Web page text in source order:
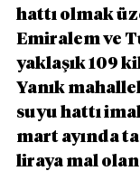
hattı olmak
Emiralem ve
yaklaşık 109
Yanık
suyu hattı
mart ayında
liraya mal olan